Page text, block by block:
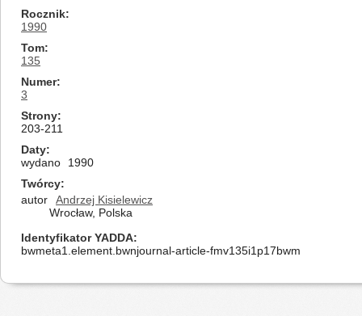
Rocznik
1990
Tom
135
Numer
3
Strony
203-211
Daty
wydano
1990
Twórcy
autor
Andrzej Kisielewicz
Wrocław, Polska
Identyfikator YADDA
bwmeta1.element.bwnjournal-article-fmv135i1p17bwm